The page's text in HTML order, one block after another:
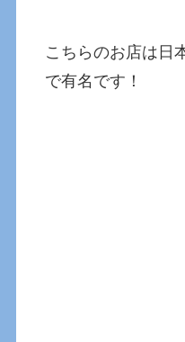
こちらのお店は日
で有名です！